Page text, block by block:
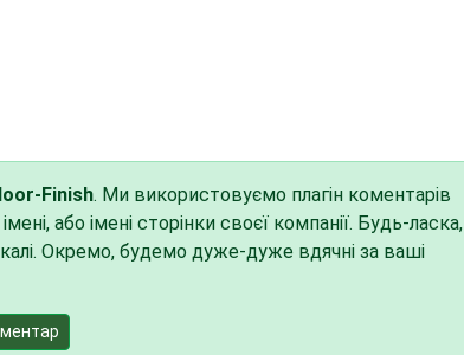
Finish. Ми використовуємо плагін коментарів
або імені сторінки своєї компанії. Будь-ласка,
Окремо, будемо дуже-дуже вдячні за ваші